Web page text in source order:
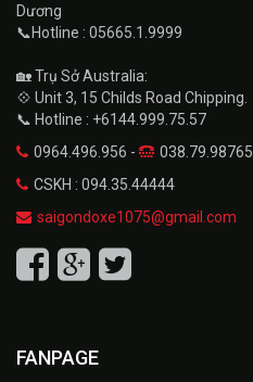
Dương
📞Hotline : 05665.1.9999
🏡 Trụ Sở Australia:
💠 Unit 3, 15 Childs Road Chipping.
📞 Hotline : +6144.999.75.57
0964.496.956 -
038.79.98765
CSKH : 094.35.44444
saigondoxe1075@gmail.com
FANPAGE